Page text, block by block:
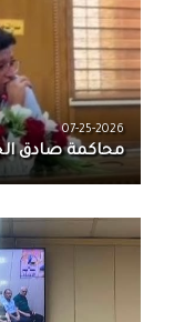
07-25-2026
محاكمة صادق